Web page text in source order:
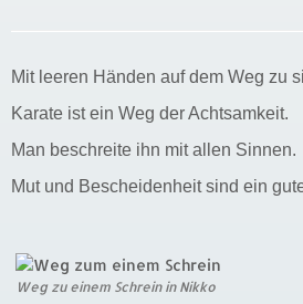
Mit leeren Händen auf dem Weg zu
Karate ist ein Weg der Achtsamkeit.
Man beschreite ihn mit allen Sinnen.
Mut und Bescheidenheit sind ein
Weg zu einem Schrein in Nikko